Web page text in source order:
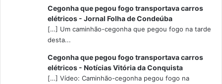
Cegonha que pegou fogo transportava carros
elétricos - Jornal Folha de Condeúba
[…] Um caminhão-cegonha que pegou fogo na tarde
desta...
Cegonha que pegou fogo transportava carros
elétricos - Notícias Vitória da Conquista
[…] Vídeo: Caminhão-cegonha pegou fogo na